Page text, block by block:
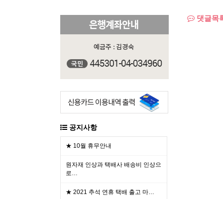
공지사항
★ 10월 휴무안내
원자재 인상과 택배사 배송비 인상으
로…
★ 2021 추석 연휴 택배 출고 마…
댓글목